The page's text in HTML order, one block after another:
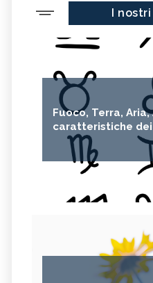
I
Fuoco, Terra,
caratteristiche dei